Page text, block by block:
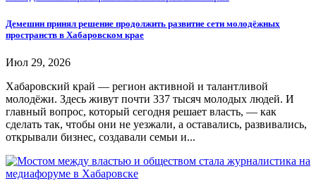
Демешин принял решение продолжить развитие сети молодёжных
пространств в Хабаровском крае
Июл 29, 2026
Хабаровский край — регион активной и талантливой
молодёжи. Здесь живут почти 337 тысяч молодых людей. И
главный вопрос, который сегодня решает власть, — как
сделать так, чтобы они не уезжали, а оставались, развивались,
открывали бизнес, создавали семьи и...